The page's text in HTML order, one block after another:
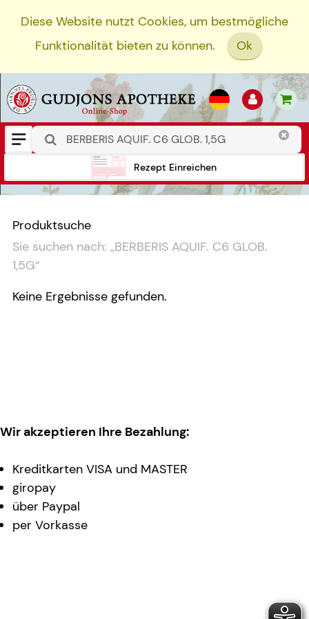
Diese Website nutzt Cookies, um bestmögliche
Funktionalität bieten zu können.
Ok
Rezept Einreichen
Produktsuche
Sie suchen nach: „BERBERIS AQUIF. C6 GLOB.
1,5G“
Keine Ergebnisse gefunden.
Wir akzeptieren Ihre Bezahlung:
Kreditkarten VISA und MASTER
giropay
über Paypal
per Vorkasse